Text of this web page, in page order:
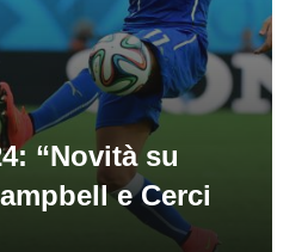
“Novità su
e Cerci